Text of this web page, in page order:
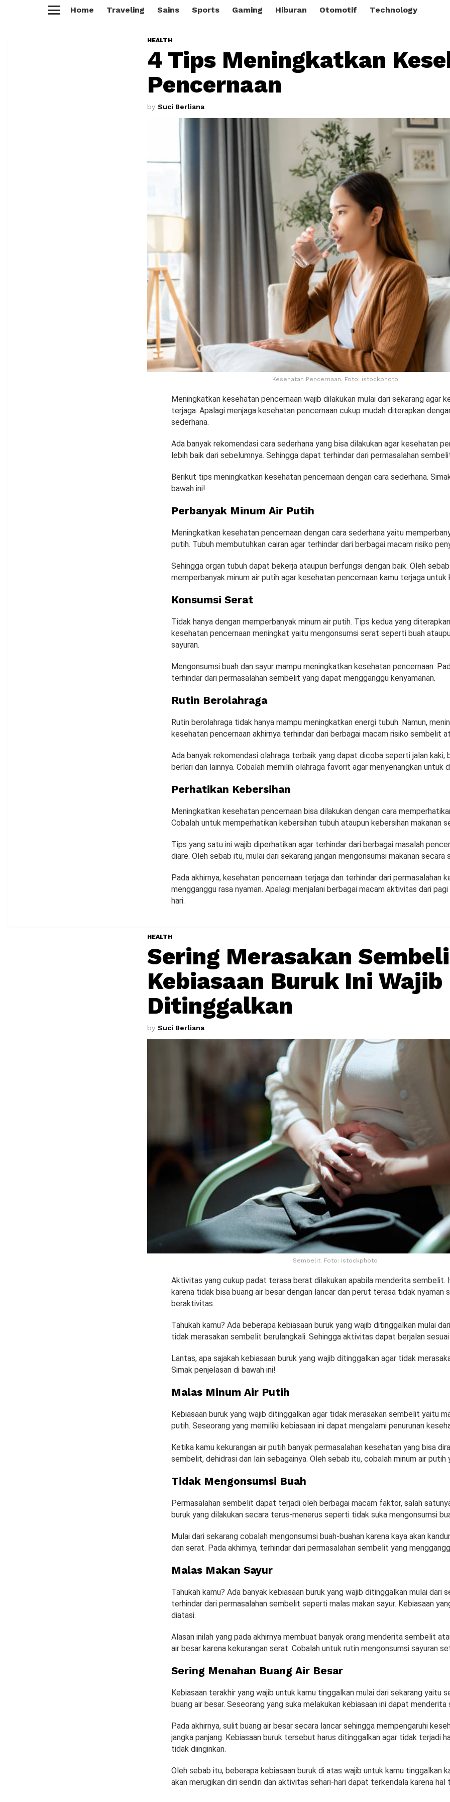
Home Traveling Sains Sports Gaming Hiburan Otomotif Technology
HEALTH
4 Tips Meningkatkan
Pencernaan
by Suci Berliana
Kesehatan Pencernaan. Foto: istockphoto
Meningkatkan kesehatan pencernaan wajib dilakukan mulai dari sekarang agar
terjaga. Apalagi menjaga kesehatan pencernaan cukup mudah diterapkan
sederhana.
Ada banyak rekomendasi cara sederhana yang bisa dilakukan agar kesehatan
lebih baik dari sebelumnya. Sehingga dapat terhindar dari permasalahan
Berikut tips meningkatkan kesehatan pencernaan dengan cara sederhana.
bawah ini!
Perbanyak Minum Air Putih
Meningkatkan kesehatan pencernaan dengan cara sederhana yaitu
putih. Tubuh membutuhkan cairan agar terhindar dari berbagai macam risiko
Sehingga organ tubuh dapat bekerja ataupun berfungsi dengan baik. Oleh
memperbanyak minum air putih agar kesehatan pencernaan kamu terjaga untuk
Konsumsi Serat
Tidak hanya dengan memperbanyak minum air putih. Tips kedua yang
kesehatan pencernaan meningkat yaitu mengonsumsi serat seperti buah
sayuran.
Mengonsumsi buah dan sayur mampu meningkatkan kesehatan pencernaan.
terhindar dari permasalahan sembelit yang dapat mengganggu kenyamanan.
Rutin Berolahraga
Rutin berolahraga tidak hanya mampu meningkatkan energi tubuh. Namun,
kesehatan pencernaan akhirnya terhindar dari berbagai macam risiko sembelit
Ada banyak rekomendasi olahraga terbaik yang dapat dicoba seperti jalan kaki,
berlari dan lainnya. Cobalah memilih olahraga favorit agar menyenangkan untuk
Perhatikan Kebersihan
Meningkatkan kesehatan pencernaan bisa dilakukan dengan cara
Cobalah untuk memperhatikan kebersihan tubuh ataupun kebersihan makanan
Tips yang satu ini wajib diperhatikan agar terhindar dari berbagai masalah
diare. Oleh sebab itu, mulai dari sekarang jangan mengonsumsi makanan secara
Pada akhirnya, kesehatan pencernaan terjaga dan terhindar dari permasalahan
mengganggu rasa nyaman. Apalagi menjalani berbagai macam aktivitas dari
hari.
HEALTH
Sering Merasakan
Kebiasaan Buruk Ini Wajib
Ditinggalkan
by Suci Berliana
Sembelit. Foto: istockphoto
Aktivitas yang cukup padat terasa berat dilakukan apabila menderita sembelit.
karena tidak bisa buang air besar dengan lancar dan perut terasa tidak nyaman
beraktivitas.
Tahukah kamu? Ada beberapa kebiasaan buruk yang wajib ditinggalkan mulai
tidak merasakan sembelit berulangkali. Sehingga aktivitas dapat berjalan sesuai
Lantas, apa sajakah kebiasaan buruk yang wajib ditinggalkan agar tidak
Simak penjelasan di bawah ini!
Malas Minum Air Putih
Kebiasaan buruk yang wajib ditinggalkan agar tidak merasakan sembelit yaitu
putih. Seseorang yang memiliki kebiasaan ini dapat mengalami penurunan
Ketika kamu kekurangan air putih banyak permasalahan kesehatan yang bisa
sembelit, dehidrasi dan lain sebagainya. Oleh sebab itu, cobalah minum air putih
Tidak Mengonsumsi Buah
Permasalahan sembelit dapat terjadi oleh berbagai macam faktor, salah
buruk yang dilakukan secara terus-menerus seperti tidak suka mengonsumsi
Mulai dari sekarang cobalah mengonsumsi buah-buahan karena kaya akan
dan serat. Pada akhirnya, terhindar dari permasalahan sembelit yang
Malas Makan Sayur
Tahukah kamu? Ada banyak kebiasaan buruk yang wajib ditinggalkan mulai dari
terhindar dari permasalahan sembelit seperti malas makan sayur. Kebiasaan
diatasi.
Alasan inilah yang pada akhirnya membuat banyak orang menderita sembelit
air besar karena kekurangan serat. Cobalah untuk rutin mengonsumsi sayuran
Sering Menahan Buang Air Besar
Kebiasaan terakhir yang wajib untuk kamu tinggalkan mulai dari sekarang yaitu
buang air besar. Seseorang yang suka melakukan kebiasaan ini dapat
Pada akhirnya, sulit buang air besar secara lancar sehingga mempengaruhi
jangka panjang. Kebiasaan buruk tersebut harus ditinggalkan agar tidak terjadi
tidak diinginkan.
Oleh sebab itu, beberapa kebiasaan buruk di atas wajib untuk kamu tinggalkan
akan merugikan diri sendiri dan aktivitas sehari-hari dapat terkendala karena hal